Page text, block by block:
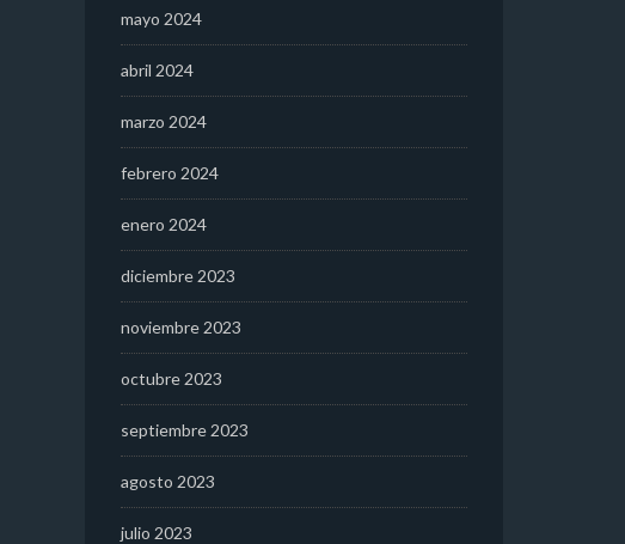
mayo 2024
abril 2024
marzo 2024
febrero 2024
enero 2024
diciembre 2023
noviembre 2023
octubre 2023
septiembre 2023
agosto 2023
julio 2023